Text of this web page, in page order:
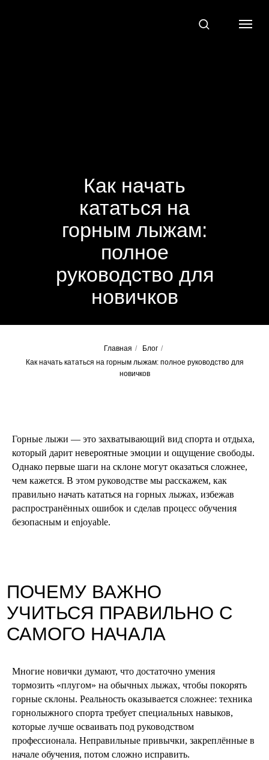
Как начать
кататься на
горным лыжам:
полное
руководство для
новичков
Главная / Блог /
Как начать кататься на горным лыжам: полное руководство для
новичков
Горные лыжи — это захватывающий вид спорта и отдыха,
который дарит невероятные эмоции и ощущение свободы.
Однако первые шаги на склоне могут оказаться сложнее,
чем кажется. В этом руководстве мы расскажем, как
правильно начать кататься на горных лыжах, избежав
распространённых ошибок и сделав процесс обучения
безопасным и enjoyable.
УЧИТЬСЯ ПРАВИЛЬНО С
САМОГО НАЧАЛА
Многие новички думают, что достаточно умения
тормозить «плугом» на обычных лыжах, чтобы покорять
горные склоны. Реальность оказывается сложнее: техника
горнолыжного спорта требует специальных навыков,
которые лучше осваивать под руководством
профессионала. Неправильные привычки, закреплённые в
начале обучения, потом сложно исправить.
ПОШАГОВЫЙ ПЛАН ДЛЯ
НАЧИНАЮЩИХ